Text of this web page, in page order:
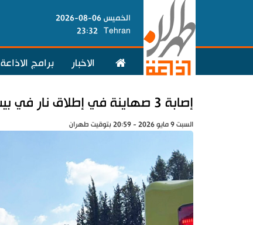
الخميس 06-08-2026
Tehran
23:32
الاخبار برامج الاذاعة
إصابة 3 صهاينة في إطلاق نار في بيت لحم
السبت 9 مايو 2026 - 20:59 بتوقيت طهران